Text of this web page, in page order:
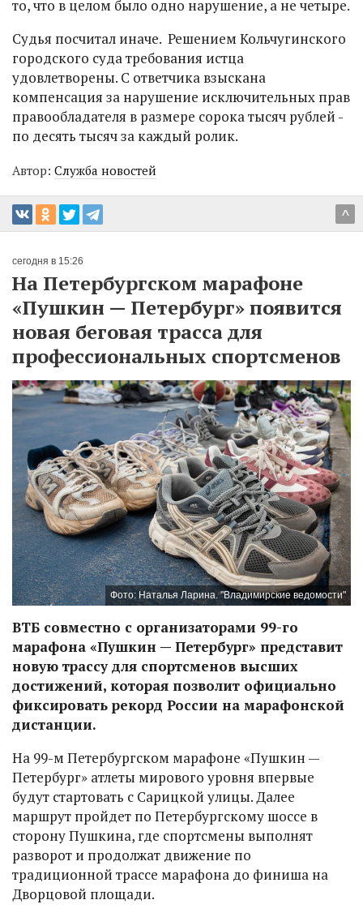
то, что в целом было одно нарушение, а не четыре.
Судья посчитал иначе. Решением Кольчугинского
городского суда требования истца
удовлетворены. С ответчика взыскана
компенсация за нарушение исключительных прав
правообладателя в размере сорока тысяч рублей -
по десять тысяч за каждый ролик.
Автор: Служба новостей
^
сегодня в 15:26
На Петербургском марафоне
«Пушкин — Петербург» появится
новая беговая трасса для
профессиональных спортсменов
Фото: Наталья Ларина. "Владимирские ведомости"
ВТБ совместно с организаторами 99-го
марафона «Пушкин — Петербург» представит
новую трассу для спортсменов высших
достижений, которая позволит официально
фиксировать рекорд России на марафонской
дистанции.
На 99-м Петербургском марафоне «Пушкин —
Петербург» атлеты мирового уровня впервые
будут стартовать с Сарицкой улицы. Далее
маршрут пройдет по Петербургскому шоссе в
сторону Пушкина, где спортсмены выполнят
разворот и продолжат движение по
традиционной трассе марафона до финиша на
Дворцовой площади.